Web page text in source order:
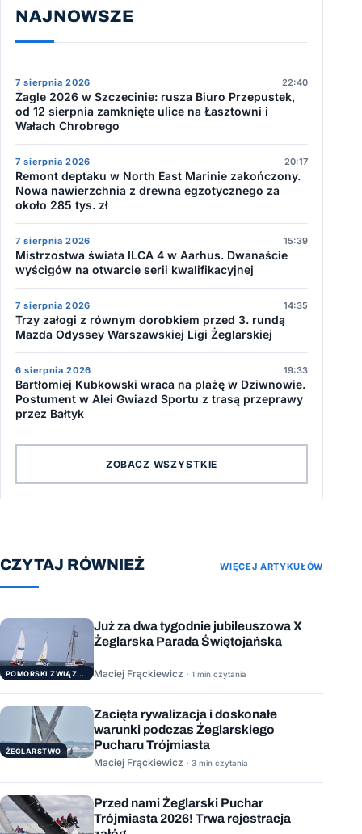
NAJNOWSZE
7 sierpnia 2026 22:40
Żagle 2026 w Szczecinie: rusza Biuro Przepustek,
od 12 sierpnia zamknięte ulice na Łasztowni i
Wałach Chrobrego
7 sierpnia 2026 20:17
Remont deptaku w North East Marinie zakończony.
Nowa nawierzchnia z drewna egzotycznego za
około 285 tys. zł
7 sierpnia 2026 15:39
Mistrzostwa świata ILCA 4 w Aarhus. Dwanaście
wyścigów na otwarcie serii kwalifikacyjnej
7 sierpnia 2026 14:35
Trzy załogi z równym dorobkiem przed 3. rundą
Mazda Odyssey Warszawskiej Ligi Żeglarskiej
6 sierpnia 2026 19:33
Bartłomiej Kubkowski wraca na plażę w Dziwnowie.
Postument w Alei Gwiazd Sportu z trasą przeprawy
przez Bałtyk
ZOBACZ WSZYSTKIE
CZYTAJ RÓWNIEŻ WIĘCEJ ARTYKUŁÓW
POMORSKI ZWIĄZEK ŻEGLARSKI
Już za dwa tygodnie jubileuszowa X
Żeglarska Parada Świętojańska
Maciej Frąckiewicz · 1 min czytania
ŻEGLARSTWO
Zacięta rywalizacja i doskonałe
warunki podczas Żeglarskiego
Pucharu Trójmiasta
Maciej Frąckiewicz · 3 min czytania
Przed nami Żeglarski Puchar
Trójmiasta 2026! Trwa rejestracja